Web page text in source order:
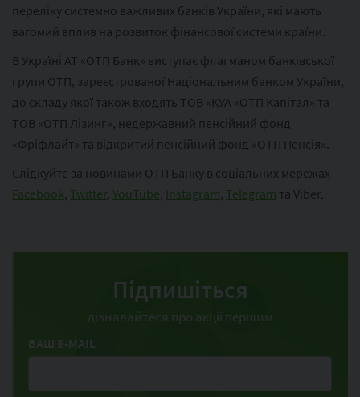
переліку системно важливих банків України, які мають
вагомий вплив на розвиток фінансової системи країни.
В Україні АТ «ОТП Банк» виступає флагманом банківської
групи ОТП, зареєстрованої Національним банком України,
до складу якої також входять ТОВ «КУА «ОТП Капітал» та
ТОВ «ОТП Лізинг», недержавний пенсійний фонд
«Фріфлайт» та відкритий пенсійний фонд «ОТП Пенсія».
Слідкуйте за новинами ОТП Банку в соціальних мережах
Facebook, Twitter, YouTube, Instagram, Telegram та Viber.
Підпишіться
дізнавайтеся про акції першим
ВАШ E-MAIL